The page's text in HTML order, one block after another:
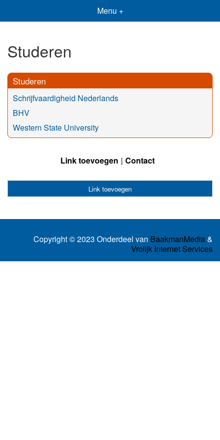
Menu +
Studeren
Studeren
Schrijfvaardigheid Nederlands
BHV
Western State University
Link toevoegen Contact
Link toevoegen
Copyright © 2023 Onderdeel van BaakmanMedia&
Vrolijk Internet Services